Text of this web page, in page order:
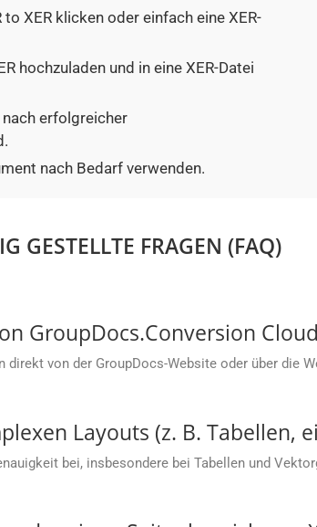
XER klicken oder einfach eine XER-
hochzuladen und in eine XER-Datei
nach erfolgreicher
nach Bedarf verwenden.
GESTELLTE FRAGEN (FAQ)
GroupDocs.Conversion
von der GroupDocs-Website oder über die
Layouts (z. B. Tabellen,
bei, insbesondere bei Tabellen und